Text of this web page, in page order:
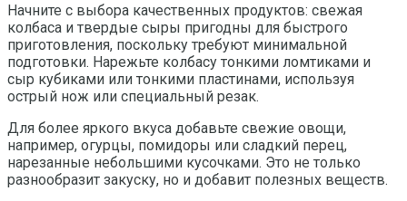
Начните с выбора качественных продуктов: свежая
колбаса и твердые сыры пригодны для быстрого
приготовления, поскольку требуют минимальной
подготовки. Нарежьте колбасу тонкими ломтиками и
сыр кубиками или тонкими пластинами, используя
острый нож или специальный резак.
Для более яркого вкуса добавьте свежие овощи,
например, огурцы, помидоры или сладкий перец,
нарезанные небольшими кусочками. Это не только
разнообразит закуску, но и добавит полезных веществ.